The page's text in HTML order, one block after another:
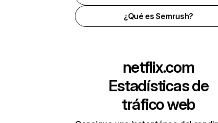
¿Qué es Semrush?
netflix.com
Estadísticas de
tráfico web